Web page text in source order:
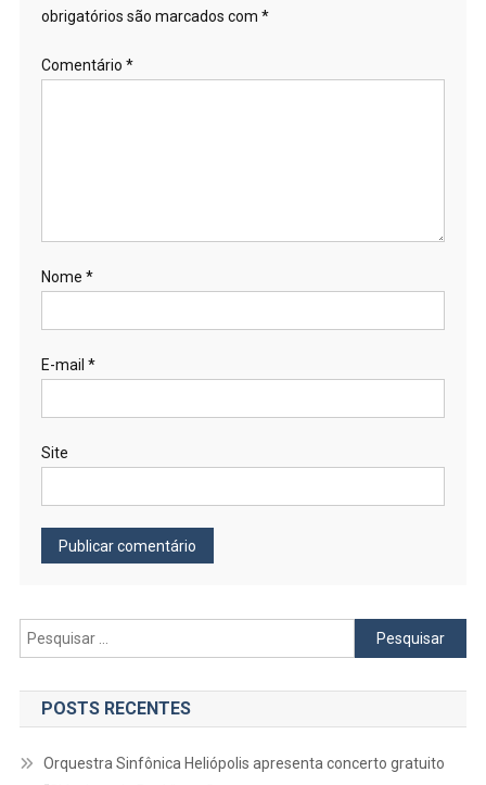
obrigatórios são marcados com *
Comentário *
Nome *
E-mail *
Site
Pesquisar
por:
POSTS RECENTES
Orquestra Sinfônica Heliópolis apresenta concerto gratuito